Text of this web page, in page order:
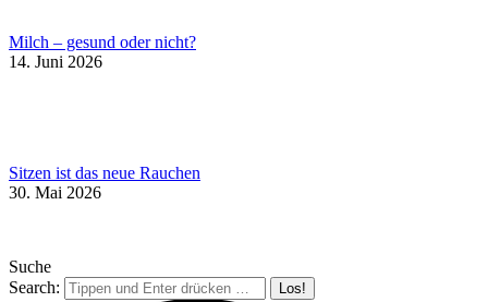
Milch – gesund oder nicht?
14. Juni 2026
Sitzen ist das neue Rauchen
30. Mai 2026
Suche
Search: